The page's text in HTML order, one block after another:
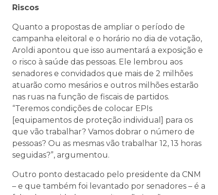
Riscos
Quanto a propostas de ampliar o período de
campanha eleitoral e o horário no dia de votação,
Aroldi apontou que isso aumentará a exposição e
o risco à saúde das pessoas. Ele lembrou aos
senadores e convidados que mais de 2 milhões
atuarão como mesários e outros milhões estarão
nas ruas na função de fiscais de partidos.
“Teremos condições de colocar EPIs
[equipamentos de proteção individual] para os
que vão trabalhar? Vamos dobrar o número de
pessoas? Ou as mesmas vão trabalhar 12, 13 horas
seguidas?”, argumentou.
Outro ponto destacado pelo presidente da CNM
– e que também foi levantado por senadores – é a